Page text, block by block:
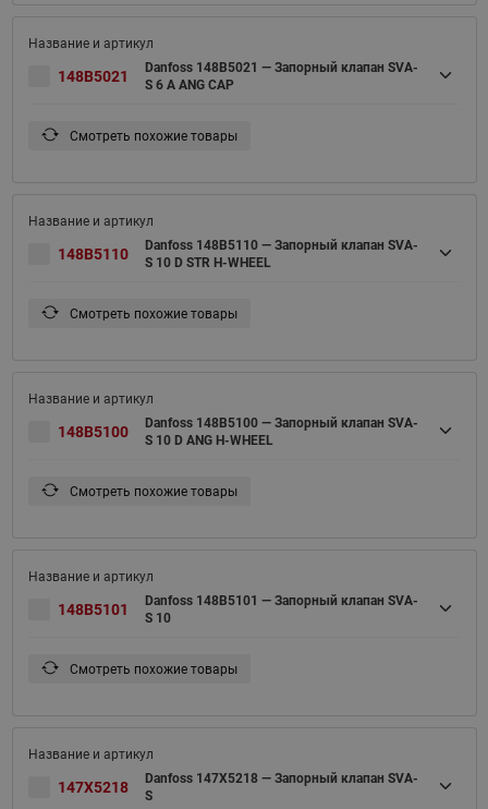
148B5021
Danfoss 148B5021 — Запорный клапан SVA-
S 6 A ANG CAP
Смотреть похожие товары
148B5110
Danfoss 148B5110 — Запорный клапан SVA-
S 10 D STR H-WHEEL
Смотреть похожие товары
148B5100
Danfoss 148B5100 — Запорный клапан SVA-
S 10 D ANG H-WHEEL
Смотреть похожие товары
148B5101
Danfoss 148B5101 — Запорный клапан SVA-
S 10
Смотреть похожие товары
147X5218
Danfoss 147X5218 — Запорный клапан SVA-
S